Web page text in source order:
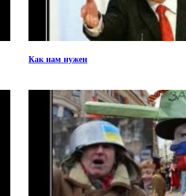
Как нам нужен